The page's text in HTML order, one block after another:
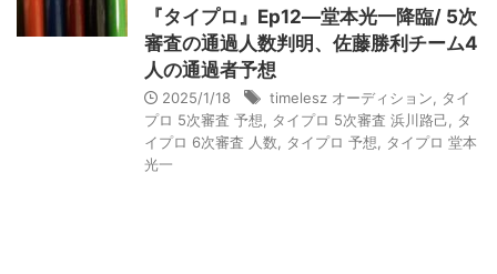
『タイプロ』Ep12―堂本光一降臨/ 5次
審査の通過人数判明、佐藤勝利チーム4
人の通過者予想
2025/1/18 timelesz オーディション
タイ
プロ 5次審査 予想
タイプロ 5次審査 浜川路己
タ
イプロ 6次審査 人数
タイプロ 予想
タイプロ 堂本
光一